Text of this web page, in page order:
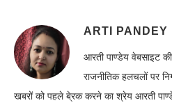
ARTI PANDEY
आरती पाण्डेय वेबसाइट
राजनीतिक हलचलों पर
खबरों को पहले बे्रक करने का श्रेय आरती